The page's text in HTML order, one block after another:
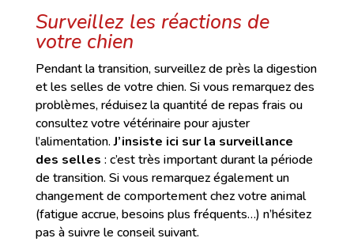
Surveillez les réactions de
votre chien
Pendant la transition, surveillez de près la digestion
et les selles de votre chien. Si vous remarquez des
problèmes, réduisez la quantité de repas frais ou
consultez votre vétérinaire pour ajuster
l’alimentation.J’insiste ici sur la surveillance
des selles : c’est très important durant la période
de transition. Si vous remarquez également un
changement de comportement chez votre animal
(fatigue accrue, besoins plus fréquents…) n’hésitez
pas à suivre le conseil suivant.